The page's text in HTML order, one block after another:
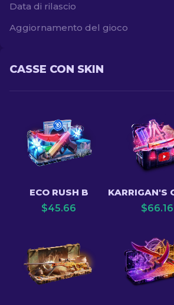
Data di rilascio
Aggiornamento del gioco
CASSE CON SKIN
ECO RUSH B
$45.66
KARRIGAN'S
$66.16